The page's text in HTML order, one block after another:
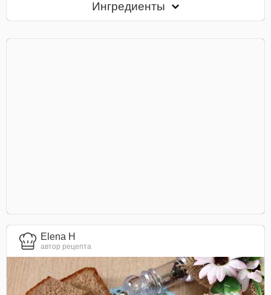
Ингредиенты
Elena H
автор рецепта